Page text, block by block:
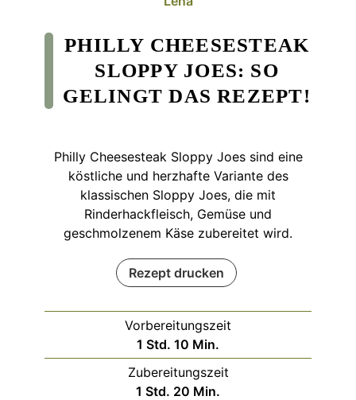
PHILLY CHEESESTEAK
SLOPPY JOES: SO
GELINGT DAS REZEPT!
Philly Cheesesteak Sloppy Joes sind eine
köstliche und herzhafte Variante des
klassischen Sloppy Joes, die mit
Rinderhackfleisch, Gemüse und
geschmolzenem Käse zubereitet wird.
Rezept drucken
Vorbereitungszeit
1 Stunde
Std. 10 Minuten
Min.
Zubereitungszeit
1 Stunde
Std. 20 Minuten
Min.